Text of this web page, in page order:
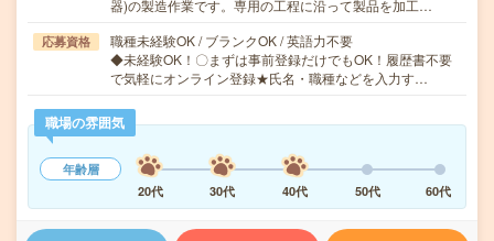
器)の製造作業です。専用の工程に沿って製品を加工…
応募資格
職種未経験OK / ブランクOK / 英語力不要
◆未経験OK！〇まずは事前登録だけでもOK！履歴書不要
で気軽にオンライン登録★氏名・職種などを入力す…
職場の雰囲気
年齢層
20代
30代 40代 50代 60代